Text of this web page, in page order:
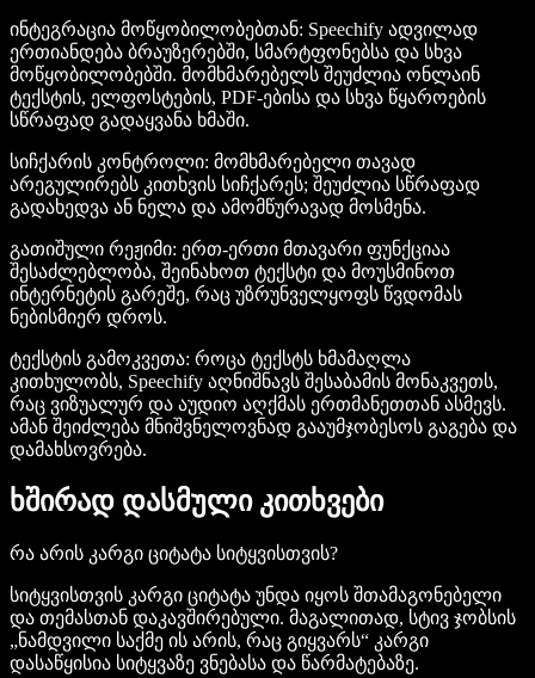
ინტეგრაცია მოწყობილობებთან: Speechify ადვილად
ერთიანდება ბრაუზერებში, სმარტფონებსა და სხვა
მოწყობილობებში. მომხმარებელს შეუძლია ონლაინ
ტექსტის, ელფოსტების, PDF-ებისა და სხვა წყაროების
სწრაფად გადაყვანა ხმაში.
სიჩქარის კონტროლი: მომხმარებელი თავად
არეგულირებს კითხვის სიჩქარეს; შეუძლია სწრაფად
გადახედვა ან ნელა და ამომწურავად მოსმენა.
გათიშული რეჟიმი: ერთ-ერთი მთავარი ფუნქციაა
შესაძლებლობა, შეინახოთ ტექსტი და მოუსმინოთ
ინტერნეტის გარეშე, რაც უზრუნველყოფს წვდომას
ნებისმიერ დროს.
ტექსტის გამოკვეთა: როცა ტექსტს ხმამაღლა
კითხულობს, Speechify აღნიშნავს შესაბამის მონაკვეთს,
რაც ვიზუალურ და აუდიო აღქმას ერთმანეთთან ასმევს.
ამან შეიძლება მნიშვნელოვნად გააუმჯობესოს გაგება და
დამახსოვრება.
ხშირად დასმული კითხვები
რა არის კარგი ციტატა სიტყვისთვის?
სიტყვისთვის კარგი ციტატა უნდა იყოს შთამაგონებელი
და თემასთან დაკავშირებული. მაგალითად, სტივ ჯობსის
„ნამდვილი საქმე ის არის, რაც გიყვარს“ კარგი
დასაწყისია სიტყვაზე ვნებასა და წარმატებაზე.